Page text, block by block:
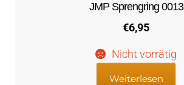
JMP Sprengring 0013
€6,95
Nicht vorrätig
Weiterlesen